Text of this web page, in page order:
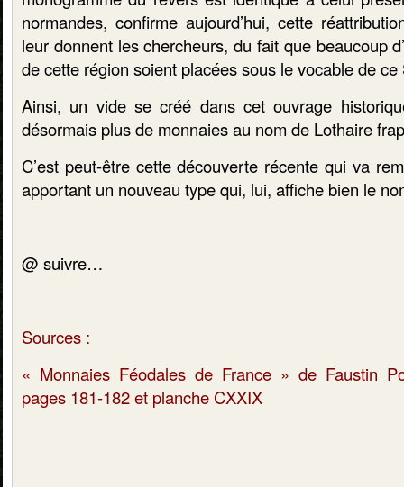
normandes, confirme aujourd’hui, cette
leur donnent les chercheurs, du fait que beaucoup
de cette région soient placées sous le vocable de ce
Ainsi, un vide se créé dans cet ouvrage
désormais plus de monnaies au nom de Lothaire
C’est peut-être cette découverte récente qui va
apportant un nouveau type qui, lui, affiche bien le
@ suivre…
Sources :
« Monnaies Féodales de France » de Faustin
pages 181-182 et planche CXXIX